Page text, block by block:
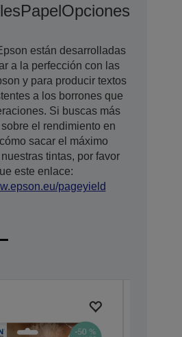
PapelOpciones De
están desarrolladas
a la perfección con las
y para producir textos
a los borrones que
Si buscas más
el rendimiento en
sacar el máximo
tintas, por favor
este enlace:
pageyield